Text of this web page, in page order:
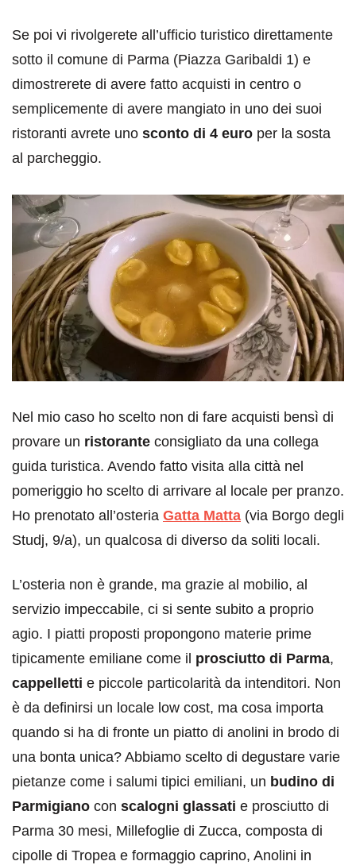
Se poi vi rivolgerete all’ufficio turistico direttamente
sotto il comune di Parma (Piazza Garibaldi 1) e
dimostrerete di avere fatto acquisti in centro o
semplicemente di avere mangiato in uno dei suoi
ristoranti avrete uno sconto di 4 euro per la sosta
al parcheggio.
Nel mio caso ho scelto non di fare acquisti bensì di
provare un ristorante consigliato da una collega
guida turistica. Avendo fatto visita alla città nel
pomeriggio ho scelto di arrivare al locale per pranzo.
Ho prenotato all’osteria Gatta Matta (via Borgo degli
Studj, 9/a), un qualcosa di diverso da soliti locali.
L’osteria non è grande, ma grazie al mobilio, al
servizio impeccabile, ci si sente subito a proprio
agio. I piatti proposti propongono materie prime
tipicamente emiliane come il prosciutto di Parma,
cappelletti e piccole particolarità da intenditori. Non
è da definirsi un locale low cost, ma cosa importa
quando si ha di fronte un piatto di anolini in brodo di
una bonta unica? Abbiamo scelto di degustare varie
pietanze come i salumi tipici emiliani, un budino di
Parmigiano con scalogni glassati e prosciutto di
Parma 30 mesi, Millefoglie di Zucca, composta di
cipolle di Tropea e formaggio caprino, Anolini in